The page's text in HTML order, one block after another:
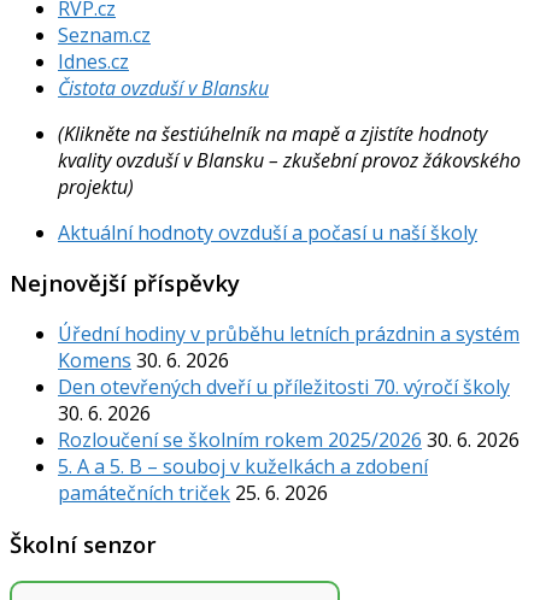
RVP.cz
Seznam.cz
Idnes.cz
Čistota ovzduší v Blansku
(Klikněte na šestiúhelník na mapě a zjistíte hodnoty
kvality ovzduší v Blansku – zkušební provoz žákovského
projektu)
Aktuální hodnoty ovzduší a počasí u naší školy
Nejnovější příspěvky
Úřední hodiny v průběhu letních prázdnin a systém
Komens 30. 6. 2026
Den otevřených dveří u příležitosti 70. výročí školy
30. 6. 2026
Rozloučení se školním rokem 2025/2026 30. 6. 2026
5. A a 5. B – souboj v kuželkách a zdobení
památečních triček 25. 6. 2026
Školní senzor